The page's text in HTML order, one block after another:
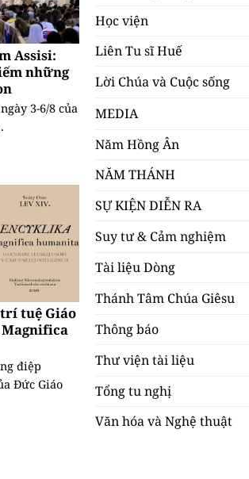
Assisi:
những
3-6/8 của
tuệ Giáo
điệp
Đức Giáo
Học viện
Liên Tu sĩ Huế
Lời Chúa và Cuộc sống
MEDIA
Năm Hồng Ân
NĂM THÁNH
SỰ KIỆN DIỄN RA
Suy tư & Cảm nghiệm
Tài liệu Dòng
Thánh Tâm Chúa Giêsu
Thông báo
Thư viện tài liệu
Tổng tu nghị
Văn hóa và Nghệ thuật